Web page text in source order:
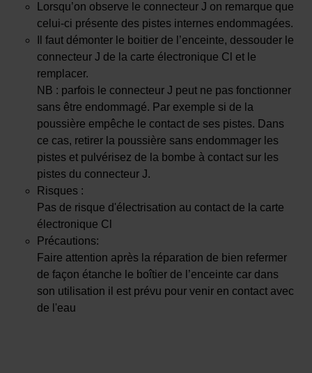
Lorsqu’on observe le connecteur J on remarque que
celui-ci présente des pistes internes endommagées.
Il faut démonter le boitier de l’enceinte, dessouder le
connecteur J de la carte électronique Cl et le
remplacer.
NB : parfois le connecteur J peut ne pas fonctionner
sans être endommagé. Par exemple si de la
poussière empêche le contact de ses pistes. Dans
ce cas, retirer la poussière sans endommager les
pistes et pulvérisez de la bombe à contact sur les
pistes du connecteur J.
Risques :
Pas de risque d'électrisation au contact de la carte
électronique Cl
Précautions:
Faire attention après la réparation de bien refermer
de façon étanche le boîtier de l’enceinte car dans
son utilisation il est prévu pour venir en contact avec
de l'eau